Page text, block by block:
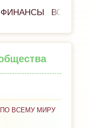
ВСЁ
ВСЕМУ МИРУ